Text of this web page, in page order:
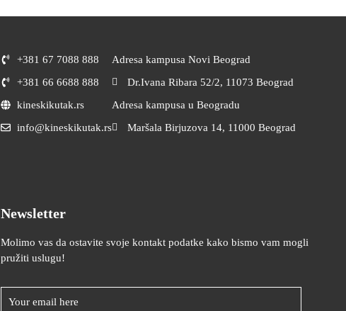
+381 67 7088 888
+381 66 6688 888
kineskikutak.rs
info@kineskikutak.rs
Adresa kampusa Novi Beograd
Dr.Ivana Ribara 52/2, 11073 Beograd
Adresa kampusa u Beogradu
Maršala Birjuzova 14, 11000 Beograd
Newsletter
Molimo vas da ostavite svoje kontakt podatke kako bismo vam mogli
pružiti uslugu!